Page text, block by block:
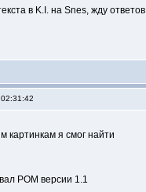
в K.I. на Snes, жду ответов
картинкам я смог найти
РОМ версии 1.1